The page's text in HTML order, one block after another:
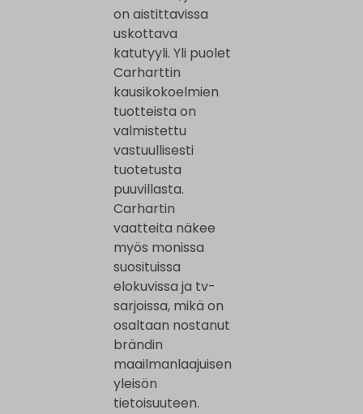
on aistittavissa
uskottava
katutyyli. Yli puolet
Carharttin
kausikokoelmien
tuotteista on
valmistettu
vastuullisesti
tuotetusta
puuvillasta.
Carhartin
vaatteita näkee
myös monissa
suosituissa
elokuvissa ja tv-
sarjoissa, mikä on
osaltaan nostanut
brändin
maailmanlaajuisen
yleisön
tietoisuuteen.